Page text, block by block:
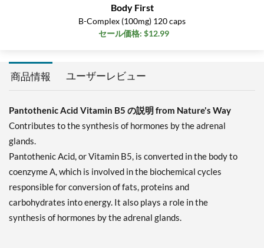
Body First
B-Complex (100mg) 120 caps
セール価格: $12.99
商品情報 ユーザーレビュー
Pantothenic Acid Vitamin B5 の説明 from Nature's Way
Contributes to the synthesis of hormones by the adrenal
glands.
Pantothenic Acid, or Vitamin B5, is converted in the body to
coenzyme A, which is involved in the biochemical cycles
responsible for conversion of fats, proteins and
carbohydrates into energy. It also plays a role in the
synthesis of hormones by the adrenal glands.